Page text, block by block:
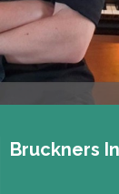
Bruck­ners